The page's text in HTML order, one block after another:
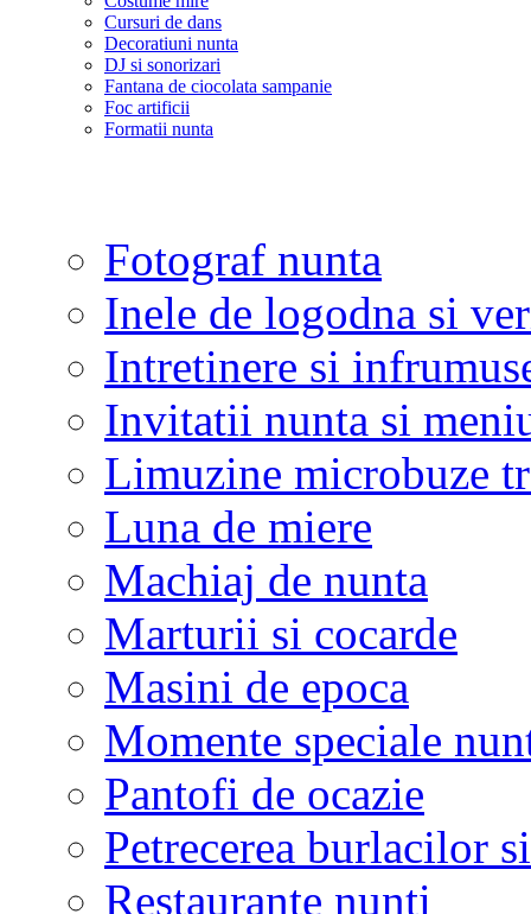
Cursuri de dans
Decoratiuni nunta
DJ si sonorizari
Fantana de ciocolata sampanie
Foc artificii
Formatii nunta
Fotograf nunta
Inele de logodna si
Intretinere si
Invitatii nunta si
Limuzine microbuze
Luna de miere
Machiaj de nunta
Marturii si cocarde
Masini de epoca
Momente speciale
Pantofi de ocazie
Petrecerea burlacilor
Restaurante nunti